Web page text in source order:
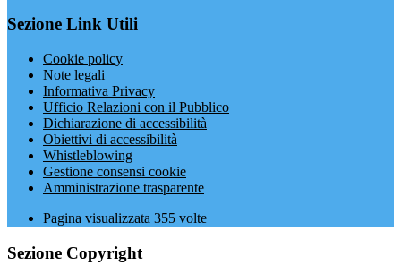
Sezione Link Utili
Cookie policy
Note legali
Informativa Privacy
Ufficio Relazioni con il Pubblico
Dichiarazione di accessibilità
Obiettivi di accessibilità
Whistleblowing
Gestione consensi cookie
Amministrazione trasparente
Pagina visualizzata 355 volte
Sezione Copyright